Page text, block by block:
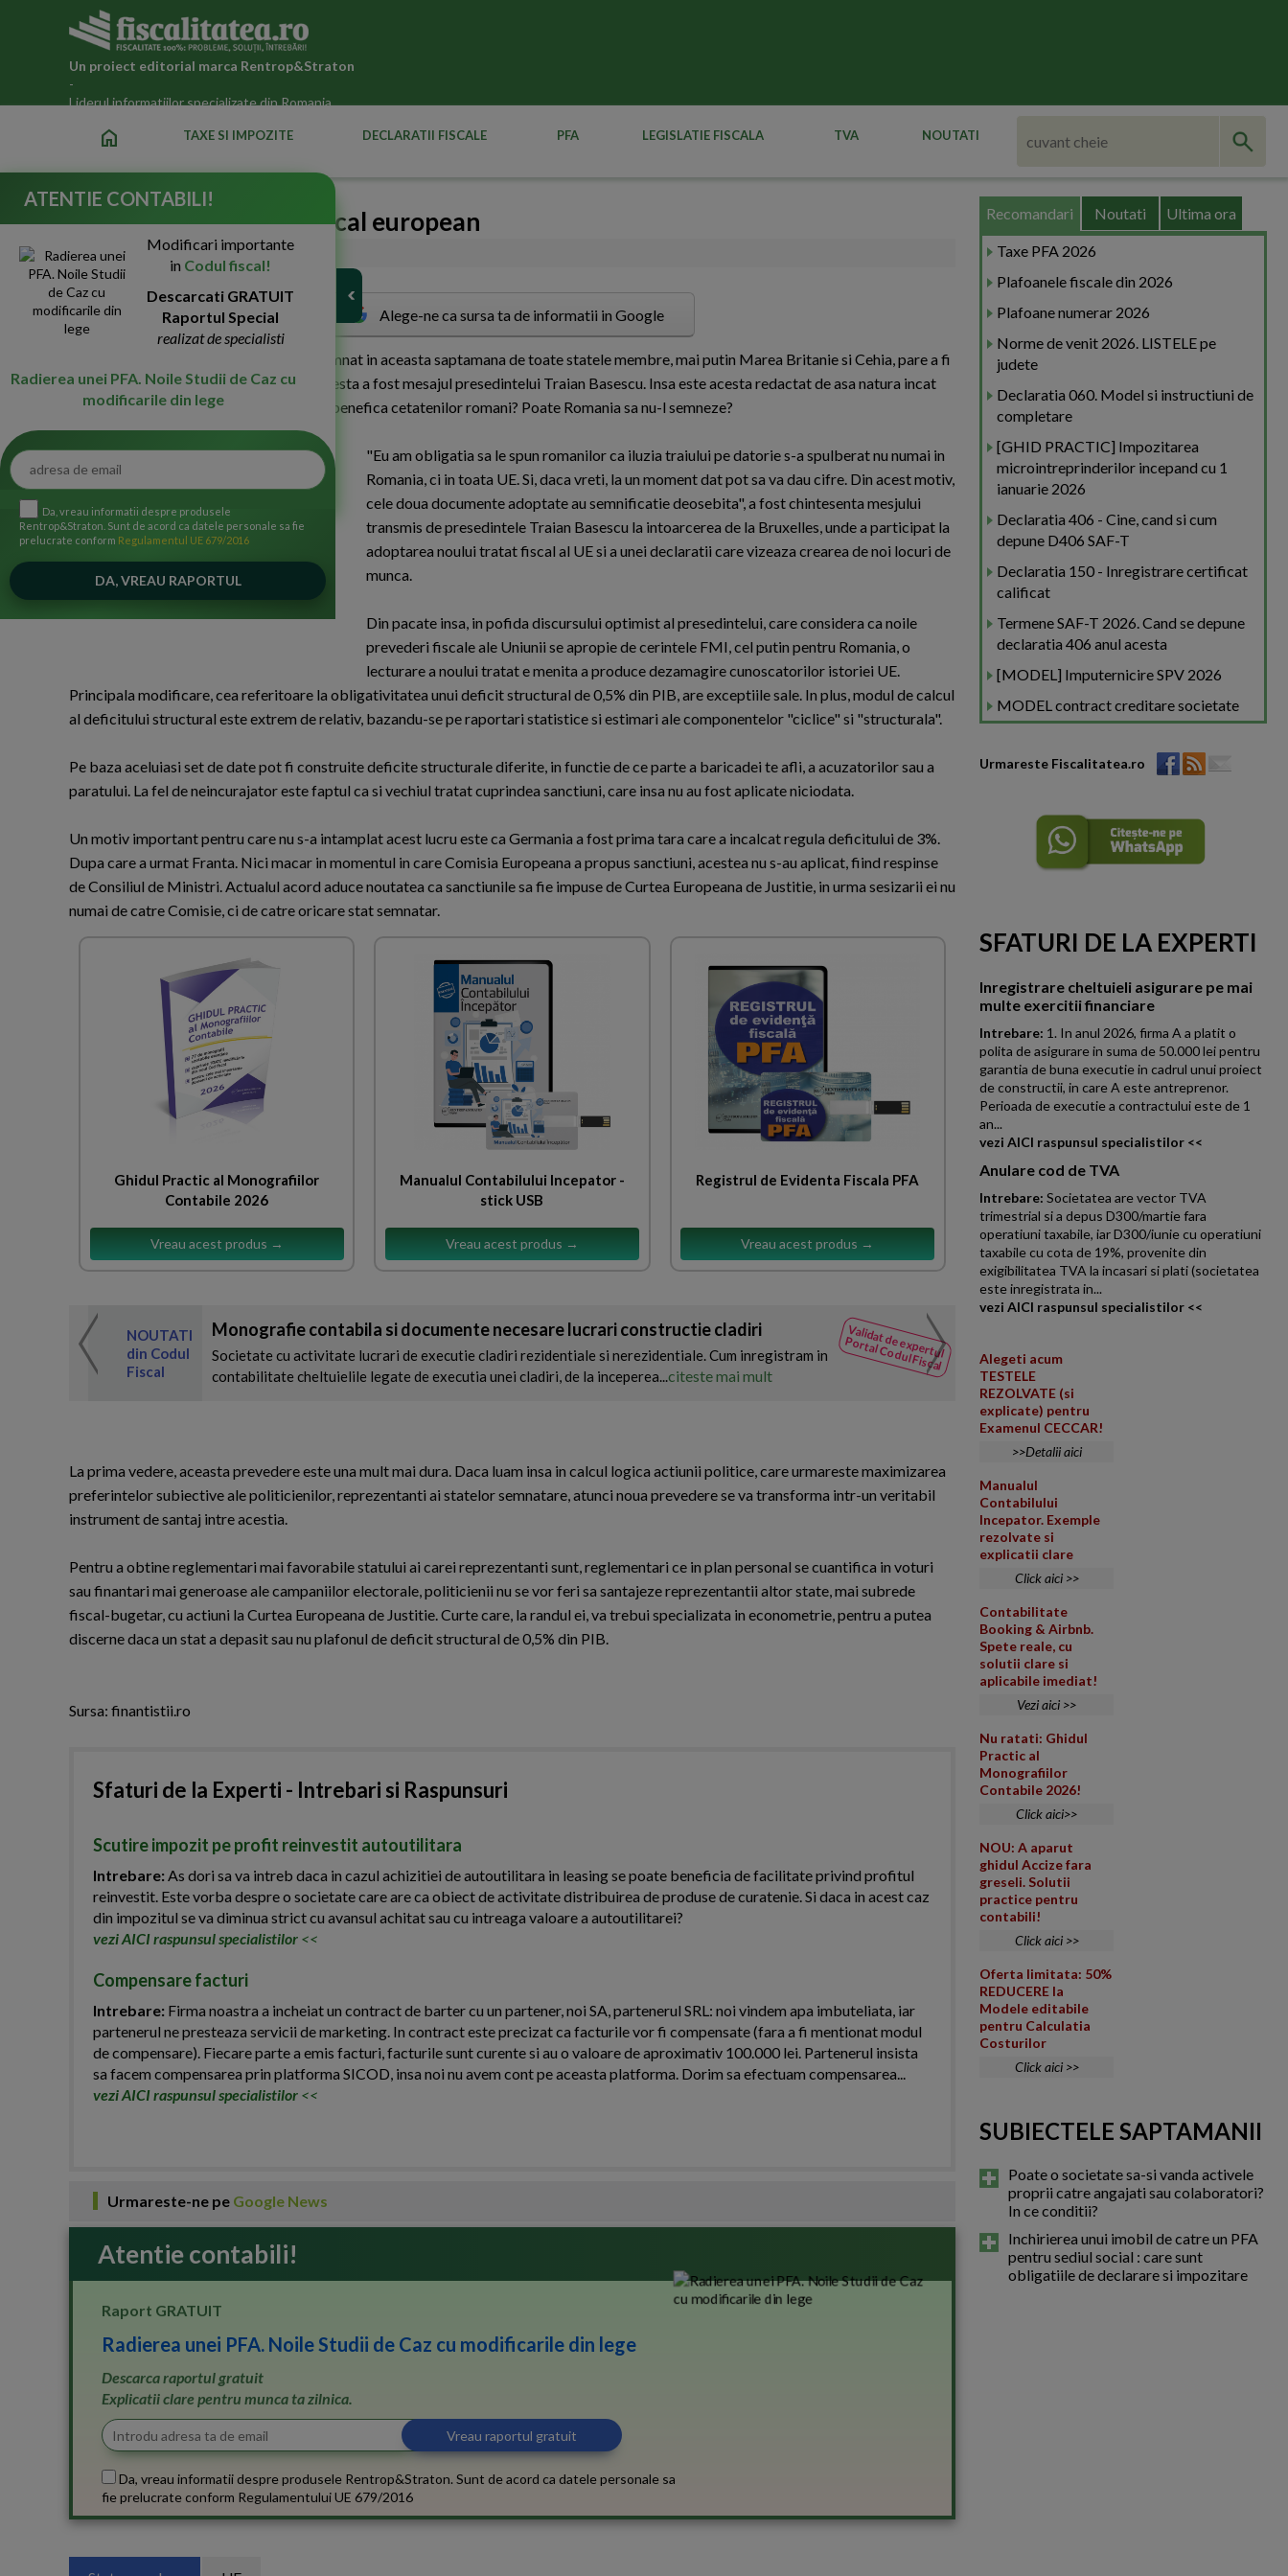
Un proiect editorial marca Rentrop&Straton
-
Liderul informatiilor specializate din Romania
home TAXE SI IMPOZITE DECLARATII FISCALE PFA LEGISLATIE FISCALA TVA NOUTATI
Capcanele tratatului fiscal european
06-Feb-2012 3526
Alege-ne ca sursa ta de informatii in Google
oul tratat fiscal al Uniunii Europene, semnat in aceasta saptamana de toate statele membre, mai putin Marea Britanie si Cehia, pare a fi
obligatoriu pentru Romania. Cel putin acesta a fost mesajul presedintelui Traian Basescu. Insa este acesta redactat de asa natura incat
sa-si atinga scopul? Este respectarea lui benefica cetatenilor romani? Poate Romania sa nu-l semneze?
"Eu am obligatia sa le spun romanilor ca iluzia traiului pe datorie s-a spulberat nu numai in
Romania, ci in toata UE. Si, daca vreti, la un moment dat pot sa va dau cifre. Din acest motiv,
cele doua documente adoptate au semnificatie deosebita", a fost chintesenta mesjului
transmis de presedintele Traian Basescu la intoarcerea de la Bruxelles, unde a participat la
adoptarea noului tratat fiscal al UE si a unei declaratii care vizeaza crearea de noi locuri de
munca.
Din pacate insa, in pofida discursului optimist al presedintelui, care considera ca noile
prevederi fiscale ale Uniunii se apropie de cerintele FMI, cel putin pentru Romania, o
lecturare a noului tratat e menita a produce dezamagire cunoscatorilor istoriei UE.
Principala modificare, cea referitoare la obligativitatea unui deficit structural de 0,5% din PIB, are exceptiile sale. In plus, modul de calcul
al deficitului structural este extrem de relativ, bazandu-se pe raportari statistice si estimari ale componentelor "ciclice" si "structurala".
Pe baza aceluiasi set de date pot fi construite deficite structurale diferite, in functie de ce parte a baricadei te afli, a acuzatorilor sau a
paratului. La fel de neincurajator este faptul ca si vechiul tratat cuprindea sanctiuni, care insa nu au fost aplicate niciodata.
Un motiv important pentru care nu s-a intamplat acest lucru este ca Germania a fost prima tara care a incalcat regula deficitului de 3%.
Dupa care a urmat Franta. Nici macar in momentul in care Comisia Europeana a propus sanctiuni, acestea nu s-au aplicat, fiind respinse
de Consiliul de Ministri. Actualul acord aduce noutatea ca sanctiunile sa fie impuse de Curtea Europeana de Justitie, in urma sesizarii ei nu
numai de catre Comisie, ci de catre oricare stat semnatar.
Ghidul Practic al Monografiilor
Contabile 2026
Vreau acest produs →
Manualul Contabilului Incepator -
stick USB
Vreau acest produs →
Registrul de Evidenta Fiscala PFA
Vreau acest produs →
NOUTATI
din Codul
Fiscal
Validat de expertul
Portal Codul Fiscal
Monografie contabila si documente necesare lucrari constructie cladiri
Societate cu activitate lucrari de executie cladiri rezidentiale si nerezidentiale. Cum inregistram in
contabilitate cheltuielile legate de executia unei cladiri, de la inceperea...citeste mai mult
din Codul
Fiscal
La prima vedere, aceasta prevedere este una mult mai dura. Daca luam insa in calcul logica actiunii politice, care urmareste maximizarea
preferintelor subiective ale politicienilor, reprezentanti ai statelor semnatare, atunci noua prevedere se va transforma intr-un veritabil
instrument de santaj intre acestia.
Pentru a obtine reglementari mai favorabile statului ai carei reprezentanti sunt, reglementari ce in plan personal se cuantifica in voturi
sau finantari mai generoase ale campaniilor electorale, politicienii nu se vor feri sa santajeze reprezentantii altor state, mai subrede
fiscal-bugetar, cu actiuni la Curtea Europeana de Justitie. Curte care, la randul ei, va trebui specializata in econometrie, pentru a putea
discerne daca un stat a depasit sau nu plafonul de deficit structural de 0,5% din PIB.
Sursa: finantistii.ro
Sfaturi de la Experti - Intrebari si Raspunsuri
Scutire impozit pe profit reinvestit autoutilitara
Intrebare:As dori sa va intreb daca in cazul achizitiei de autoutilitara in leasing se poate beneficia de facilitate privind profitul
reinvestit. Este vorba despre o societate care are ca obiect de activitate distribuirea de produse de curatenie. Si daca in acest caz
din impozitul se va diminua strict cu avansul achitat sau cu intreaga valoare a autoutilitarei?
vezi AICI raspunsul specialistilor <<
Compensare facturi
Intrebare: Firma noastra a incheiat un contract de barter cu un partener, noi SA, partenerul SRL: noi vindem apa imbuteliata, iar
partenerul ne presteaza servicii de marketing. In contract este precizat ca facturile vor fi compensate (fara a fi mentionat modul
de compensare). Fiecare parte a emis facturi, facturile sunt curente si au o valoare de aproximativ 100.000 lei. Partenerul insista
sa facem compensarea prin platforma SICOD, insa noi nu avem cont pe aceasta platforma. Dorim sa efectuam compensarea...
vezi AICI raspunsul specialistilor <<
Urmareste-ne pe Google News
Atentie contabili!
Raport GRATUIT
Radierea unei PFA. Noile Studii de Caz cu modificarile din lege
Descarca raportul gratuit
Explicatii clare pentru munca ta zilnica.
Da, vreau informatii despre produsele Rentrop&Straton. Sunt de acord ca datele personale sa
fie prelucrate conform Regulamentului UE 679/2016
Recomandari Noutati Ultima ora
Taxe PFA 2026
Plafoanele fiscale din 2026
Plafoane numerar 2026
Norme de venit 2026. LISTELE pe
judete
Declaratia 060. Model si instructiuni de
completare
[GHID PRACTIC] Impozitarea
microintreprinderilor incepand cu 1
ianuarie 2026
Declaratia 406 - Cine, cand si cum
depune D406 SAF-T
Declaratia 150 - Inregistrare certificat
calificat
Termene SAF-T 2026. Cand se depune
declaratia 406 anul acesta
[MODEL] Imputernicire SPV 2026
MODEL contract creditare societate
Urmareste Fiscalitatea.ro
SFATURI DE LA EXPERTI
Inregistrare cheltuieli asigurare pe mai
multe exercitii financiare
Intrebare: 1. In anul 2026, firma A a platit o
polita de asigurare in suma de 50.000 lei pentru
garantia de buna executie in cadrul unui proiect
de constructii, in care A este antreprenor.
Perioada de executie a contractului este de 1
an...
vezi AICI raspunsul specialistilor <<
Anulare cod de TVA
Intrebare: Societatea are vector TVA
trimestrial si a depus D300/martie fara
operatiuni taxabile, iar D300/iunie cu operatiuni
taxabile cu cota de 19%, provenite din
exigibilitatea TVA la incasari si plati (societatea
este inregistrata in...
vezi AICI raspunsul specialistilor <<
Alegeti acum
TESTELE
REZOLVATE (si
explicate) pentru
Examenul CECCAR!
>>Detalii aici
Manualul
Contabilului
Incepator. Exemple
rezolvate si
explicatii clare
Click aici >>
Contabilitate
Booking & Airbnb.
Spete reale, cu
solutii clare si
aplicabile imediat!
Vezi aici >>
Nu ratati: Ghidul
Practic al
Monografiilor
Contabile 2026!
Click aici>>
NOU: A aparut
ghidul Accize fara
greseli. Solutii
practice pentru
contabili!
Click aici >>
Oferta limitata: 50%
REDUCERE la
Modele editabile
pentru Calculatia
Costurilor
Click aici >>
SUBIECTELE SAPTAMANII
Poate o societate sa-si vanda activele
proprii catre angajati sau colaboratori?
In ce conditii?
Inchirierea unui imobil de catre un PFA
pentru sediul social : care sunt
obligatiile de declarare si impozitare
ATENTIE CONTABILI!
Modificari importante
in Codul fiscal!
Descarcati GRATUIT
Raportul Special
realizat de specialisti
Radierea unei PFA. Noile Studii de Caz cu
modificarile din lege
Da, vreau informatii despre produsele
Rentrop&Straton. Sunt de acord ca datele personale sa fie
prelucrate conform Regulamentul UE 679/2016